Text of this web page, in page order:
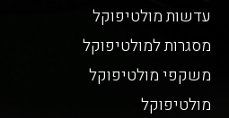
עדשות מולטיפוקל
מסגרות למולטיפוקל
משקפי מולטיפוקל
מולטיפוקל